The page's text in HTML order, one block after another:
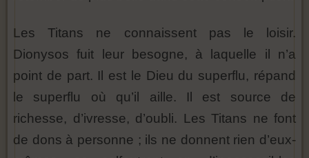
Les Titans ne connaissent pas le loisir.
Dionysos fuit leur besogne, à laquelle il n’a
point de part. Il est le Dieu du superflu, répand
le superflu où qu’il aille. Il est source de
richesse, d’ivresse, d’oubli. Les Titans ne font
de dons à personne ; ils ne donnent rien d’eux-